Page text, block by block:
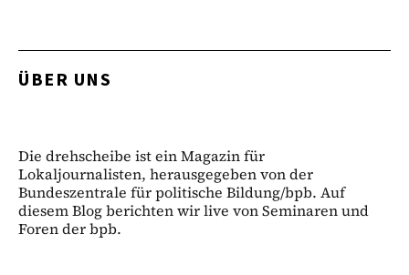
ÜBER UNS
Die drehscheibe ist ein Magazin für
Lokaljournalisten, herausgegeben von der
Bundeszentrale für politische Bildung/bpb. Auf
diesem Blog berichten wir live von Seminaren und
Foren der bpb.